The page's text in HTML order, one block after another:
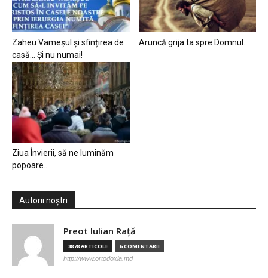
Zaheu Vameșul și sfințirea de
casă… Și nu numai!
Aruncă grija ta spre Domnul…
Ziua Învierii, să ne luminăm
popoare…
Autorii noștri
Preot Iulian Raţă
3878 ARTICOLE 6 COMENTARII
http://www.ortodoxia.md